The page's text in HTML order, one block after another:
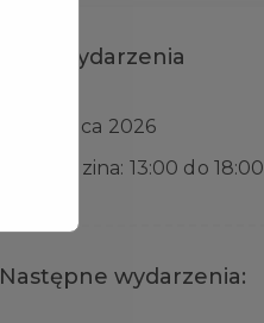
Data wydarzenia
11 lipca 2026
Godzina: 13:00 do 18:00
Następne wydarzenia: